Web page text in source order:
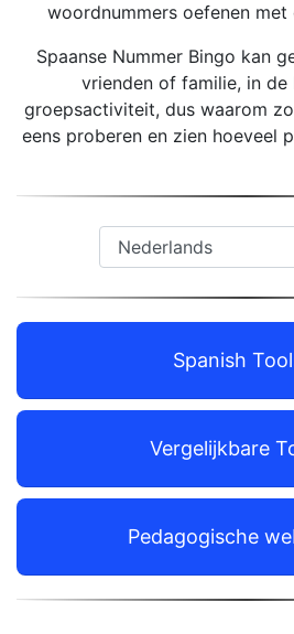
woordnummers oefenen
Spaanse Nummer Bingo kan
vrienden of familie, in de
groepsactiviteit, dus waarom
eens proberen en zien hoeveel
Spanish
Vergelijkbare
Pedagogische